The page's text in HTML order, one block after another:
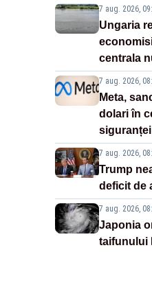
7 aug. 2026,
Ungaria
centrala
7 aug. 2026,
Meta,
dolari în
7 aug. 2026,
Trump
deficit de
7 aug. 2026,
Japonia
taifunului